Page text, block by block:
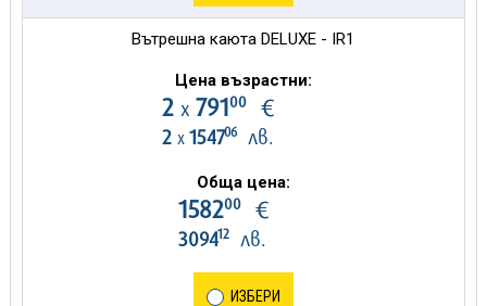
Вътрешна каюта DELUXE - IR1
Цена възрастни:
2 х 79100€
2 х 154706лв.
Обща цена:
158200€
309412лв.
ИЗБЕРИ